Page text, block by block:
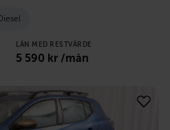
LÅN MED RESTVÄRDE
5 590 kr /mån